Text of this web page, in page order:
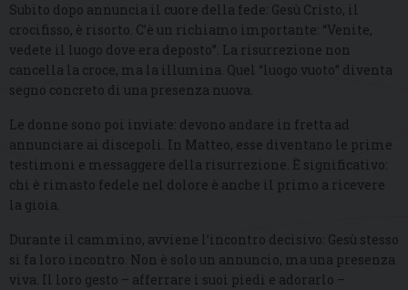
Subito dopo annuncia il cuore della fede: Gesù Cristo, il
crocifisso, è risorto. C’è un richiamo importante: “Venite,
vedete il luogo dove era deposto”. La risurrezione non
cancella la croce, ma la illumina. Quel “luogo vuoto” diventa
segno concreto di una presenza nuova.
Le donne sono poi inviate: devono andare in fretta ad
annunciare ai discepoli. In Matteo, esse diventano le prime
testimoni e messaggere della risurrezione. È significativo:
chi è rimasto fedele nel dolore è anche il primo a ricevere
la gioia.
Durante il cammino, avviene l’incontro decisivo: Gesù stesso
si fa loro incontro. Non è solo un annuncio, ma una presenza
viva. Il loro gesto – afferrare i suoi piedi e adorarlo –